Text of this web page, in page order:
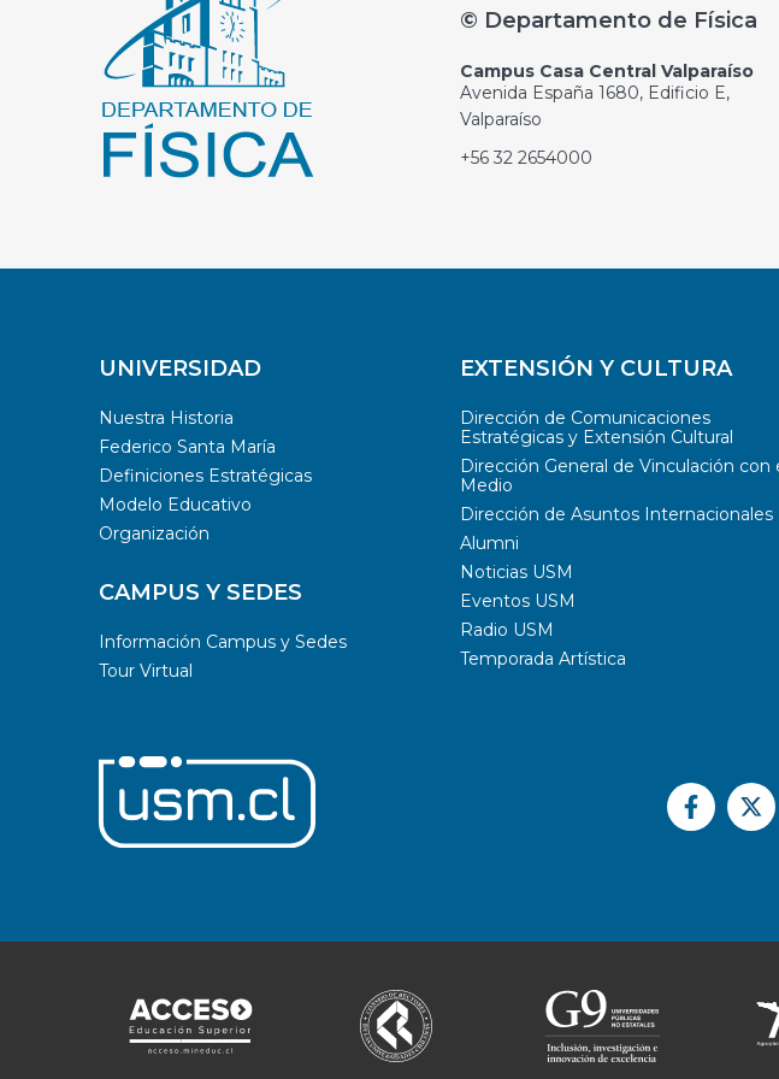
© Departamento de Física
Campus Casa Central Valparaíso
Avenida España 1680, Edificio E,
Valparaíso
+56 32 2654000
UNIVERSIDAD
Nuestra Historia
Federico Santa María
Definiciones Estratégicas
Modelo Educativo
Organización
CAMPUS Y SEDES
Información Campus y Sedes
Tour Virtual
EXTENSIÓN Y CULTURA
Dirección de Comunicaciones
Estratégicas y Extensión Cultural
Dirección General de Vinculación con
Medio
Dirección de Asuntos Internacionales
Alumni
Noticias USM
Eventos USM
Radio USM
Temporada Artística